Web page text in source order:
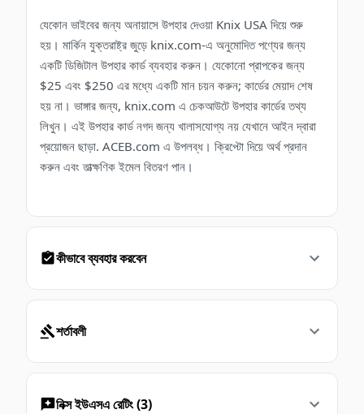
যেকোন ভাইবের জন্য অনায়াসে উপহার দেওয়া Knix USA দিয়ে শুরু
হয়। মার্কিন যুক্তরাষ্ট্র জুড়ে knix.com-এ অনুমোদিত পণ্যের জন্য
একটি ডিজিটাল উপহার কার্ড ব্যবহার করুন। যেকোনো প্রাপকের জন্য
$25 এবং $250 এর মধ্যে একটি মান চয়ন করুন; কার্ডের মেয়াদ শেষ
হয় না। ভাঙ্গার জন্য, knix.com এ চেকআউটে উপহার কার্ডের তথ্য
লিখুন। এই উপহার কার্ড নগদ জন্য খালাসযোগ্য নয় যেখানে আইন দ্বারা
প্রয়োজন ছাড়া. ACEB.com এ উপলব্ধ। ক্রিপ্টো দিয়ে অর্থ প্রদান
করুন এবং তাত্ক্ষণিক ইমেল বিতরণ পান।
কীভাবে ব্যবহার করবেন
শর্তাবলী
নিক্স ইউএসএ রেটিং (3)